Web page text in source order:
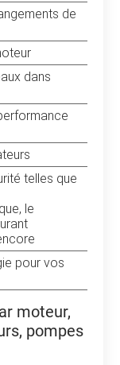
de
dans
telles que
le
pour vos
moteur,
pompes